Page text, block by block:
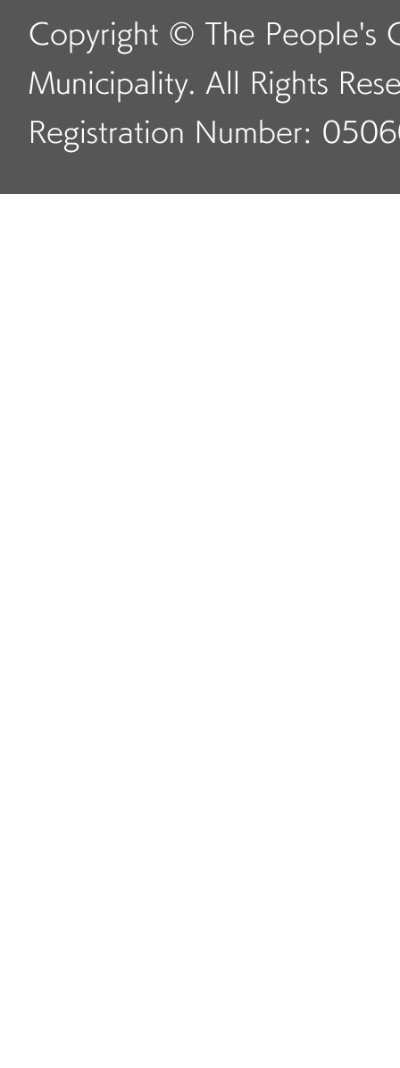
Copyright © The People's
Municipality. All Rights
Registration Number: